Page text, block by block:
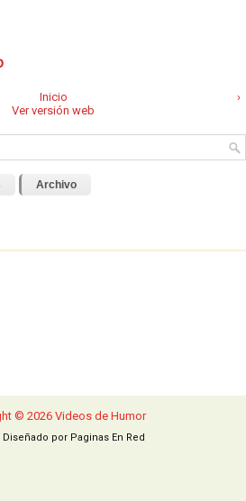
›
Inicio
Ver versión web
Archivo
© 2026 Videos de Humor
Diseñado por Paginas En Red